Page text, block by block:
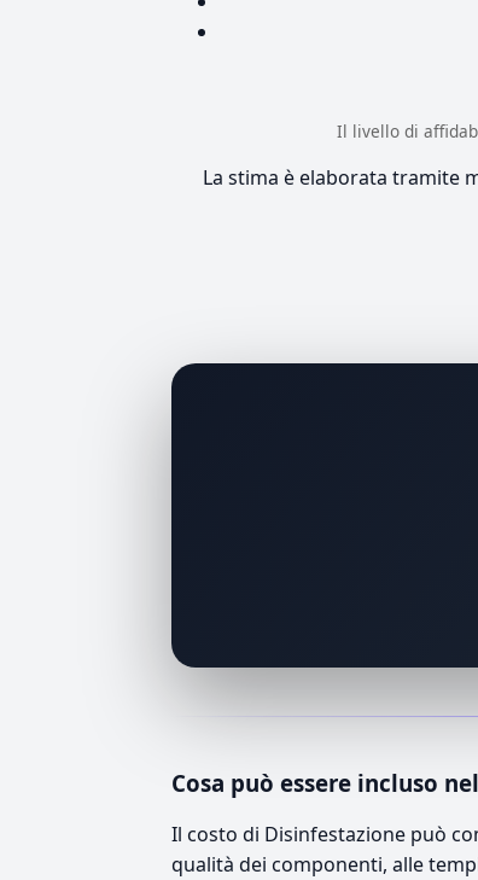
Il livello di
La stima è elaborata tramite
Cosa può essere incluso
Il costo di Disinfestazione può
qualità dei componenti, alle